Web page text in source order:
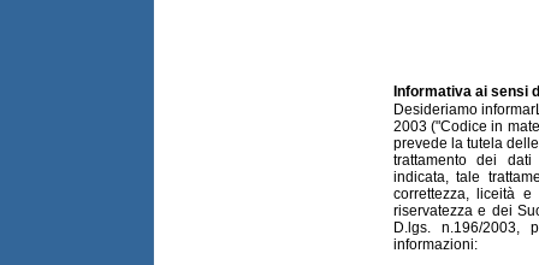
Informativa ai sensi
Desideriamo
2003 ("Codice in
prevede la tutela
trattamento dei
indicata, tale
correttezza, liceità
riservatezza e dei
D.lgs. n.196/2003,
informazioni: